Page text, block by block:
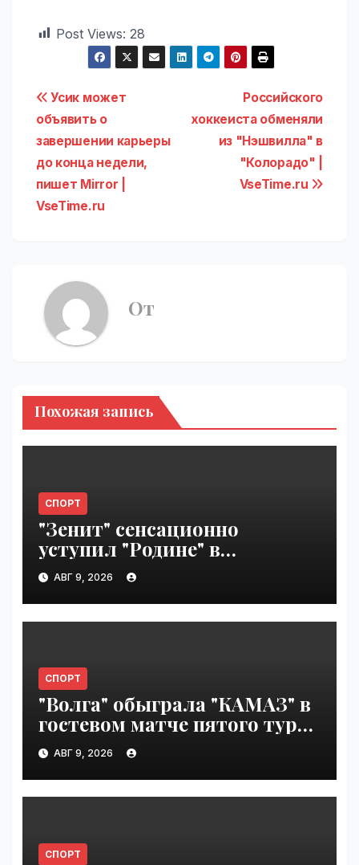
Post Views: 28
Навигация
по
записям
Российского
хоккеиста обменяли
из "Нэшвилла" в
"Колорадо" |
VseTime.ru
Усик может
объявить о
завершении карьеры
до конца недели,
пишет Mirror |
VseTime.ru
От
Похожая запись
СПОРТ
"Зенит" сенсационно
уступил "Родине" в
Петербурге | VseTime.ru
АВГ 9, 2026
СПОРТ
"Волга" обыграла "КАМАЗ" в
гостевом матче пятого тура
Первой лиги | VseTime.ru
АВГ 9, 2026
СПОРТ